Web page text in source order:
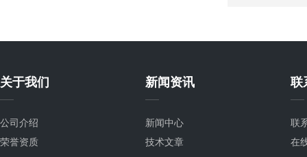
关于我们
公司介绍
荣誉资质
新闻资讯
新闻中心
技术文章
联
联
在